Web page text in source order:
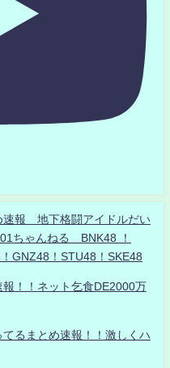
報 地下格闘アイドルだい
ちゃんねる BNK48 ！
GNZ48！STU48！SKE48
！！ネット乞食DE2000万
るまとめ速報！！激しくハ